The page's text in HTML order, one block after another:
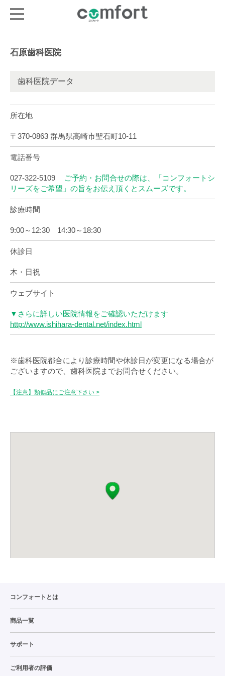
石原歯科医院
歯科医院データ
所在地
〒370-0863 群馬県高崎市聖石町10-11
電話番号
027-322-5109
ご予約・お問合せの際は、「コンフォートシ
リーズをご希望」の旨をお伝え頂くとスムーズです。
診療時間
9:00～12:30 14:30～18:30
休診日
木・日祝
ウェブサイト
▼さらに詳しい医院情報をご確認いただけます
http://www.ishihara-dental.net/index.html
※歯科医院都合により診療時間や休診日が変更になる場合が
ございますので、歯科医院までお問合せください。
【注意】類似品にご注意下さい >
コンフォートとは
商品一覧
サポート
ご利用者の評価